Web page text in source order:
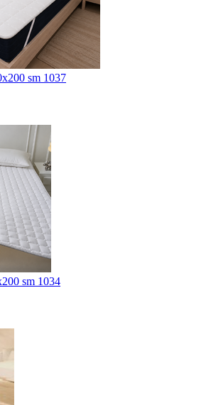
sm 1037
sm 1034